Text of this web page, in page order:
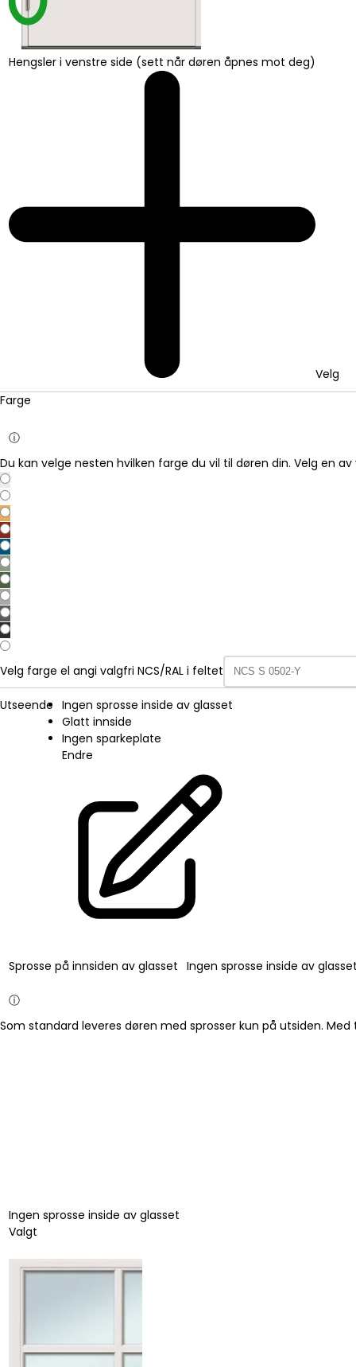
Hengsler i venstre side (sett når døren åpnes mot deg)
Velg
Farge
ⓘ
Du kan velge nesten hvilken farge du vil til døren din. Velg en
Velg farge el angi valgfri NCS/RAL i feltet
Utseende
Ingen sprosse inside av glasset
Glatt innside
Ingen sparkeplate
Endre
Sprosse på innsiden av glasset Ingen sprosse inside av
ⓘ
Som standard leveres døren med sprosser kun på utsiden.
Ingen sprosse inside av glasset
Valgt